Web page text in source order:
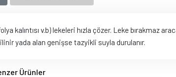
v.b) lekeleri hızla çözer. Leke bırakmaz
yada alan genişse tazyikli suyla durulanır.
Ürünler